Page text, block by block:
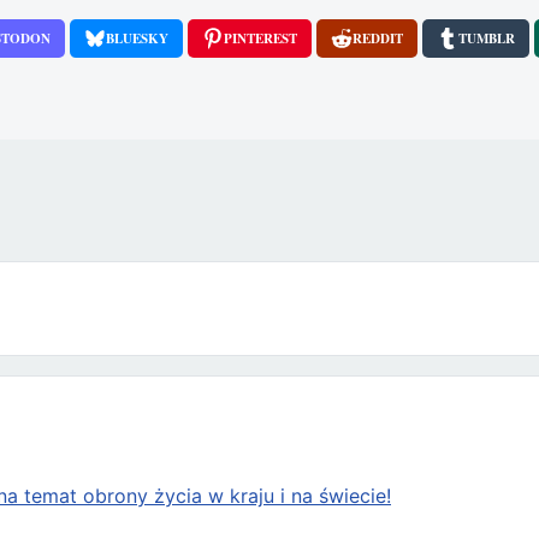
temat obrony życia w kraju i na świecie!
BLUESKY PINTEREST REDDIT TUMBLR